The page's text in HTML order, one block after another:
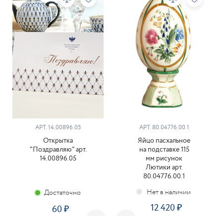
АРТ. 14.00896.05
Открытка
"Поздравляю" арт.
14.00896.05
Достаточно
60
АРТ. 80.04776.00.1
Яйцо пасхальное
на подставке 115
мм рисунок
Лютики арт.
80.04776.00.1
12 420